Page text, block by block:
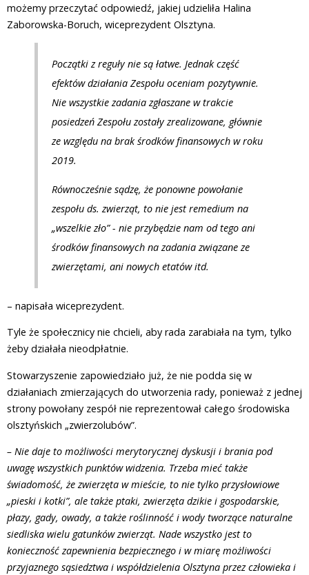
możemy przeczytać odpowiedź, jakiej udzieliła Halina
Zaborowska-Boruch, wiceprezydent Olsztyna.
Początki z reguły nie są łatwe. Jednak część
efektów działania Zespołu oceniam pozytywnie.
Nie wszystkie zadania zgłaszane w trakcie
posiedzeń Zespołu zostały zrealizowane, głównie
ze względu na brak środków finansowych w roku
2019.
Równocześnie sądzę, że ponowne powołanie
zespołu ds. zwierząt, to nie jest remedium na
„wszelkie zło” - nie przybędzie nam od tego ani
środków finansowych na zadania związane ze
zwierzętami, ani nowych etatów itd.
– napisała wiceprezydent.
Tyle że społecznicy nie chcieli, aby rada zarabiała na tym, tylko
żeby działała nieodpłatnie.
Stowarzyszenie zapowiedziało już, że nie podda się w
działaniach zmierzających do utworzenia rady, ponieważ z jednej
strony powołany zespół nie reprezentował całego środowiska
olsztyńskich „zwierzolubów”.
– Nie daje to możliwości merytorycznej dyskusji i brania pod
uwagę wszystkich punktów widzenia. Trzeba mieć także
świadomość, że zwierzęta w mieście, to nie tylko przysłowiowe
„pieski i kotki”, ale także ptaki, zwierzęta dzikie i gospodarskie,
płazy, gady, owady, a także roślinność i wody tworzące naturalne
siedliska wielu gatunków zwierząt. Nade wszystko jest to
konieczność zapewnienia bezpiecznego i w miarę możliwości
przyjaznego sąsiedztwa i współdzielenia Olsztyna przez człowieka i